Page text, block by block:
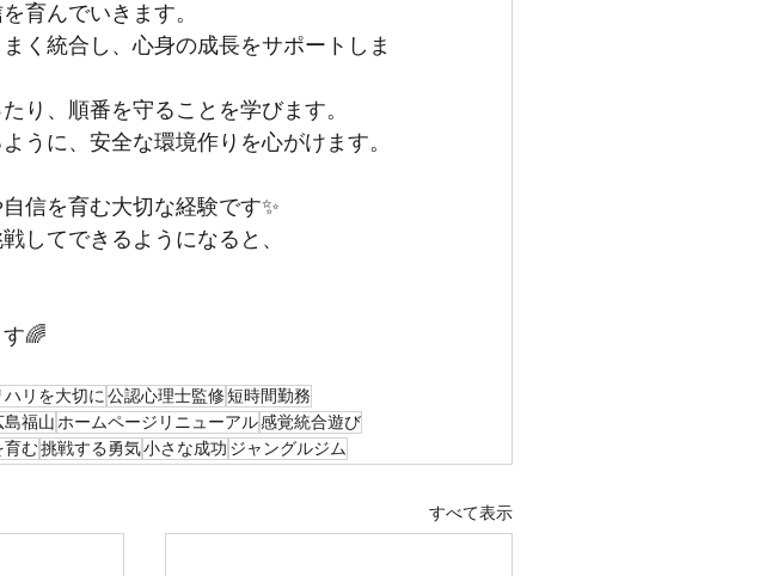
育んでいきます。
く統合し、心身の成長をサポートしま
り、順番を守ることを学びます。
うに、安全な環境作りを心がけます。
信を育む大切な経験です✨
してできるようになると、
🌈
ハリを大切に 公認心理士監修短時間勤務
島福山 ホームページリニューアル感覚統合遊び
育む挑戦する勇気小さな成功 ジャングルジム
すべて表示